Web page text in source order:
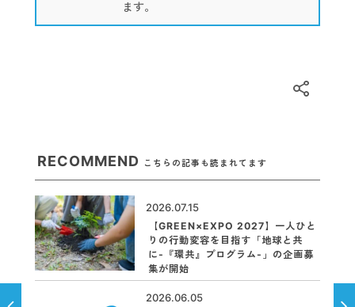
ます。
RECOMMEND こちらの記事も読まれてます
2026.07.15
【GREEN×EXPO 2027】一人ひと
りの行動変容を目指す「地球と共
に-『環共』プログラム-」の企画募
集が開始
2026.06.05